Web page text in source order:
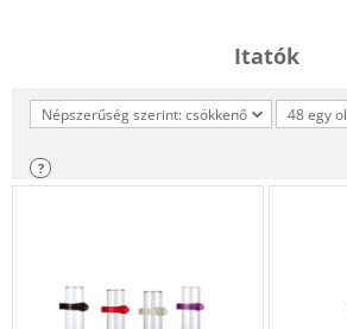
Itatók
Népszerűség szerint: csökkenő 48 egy
?